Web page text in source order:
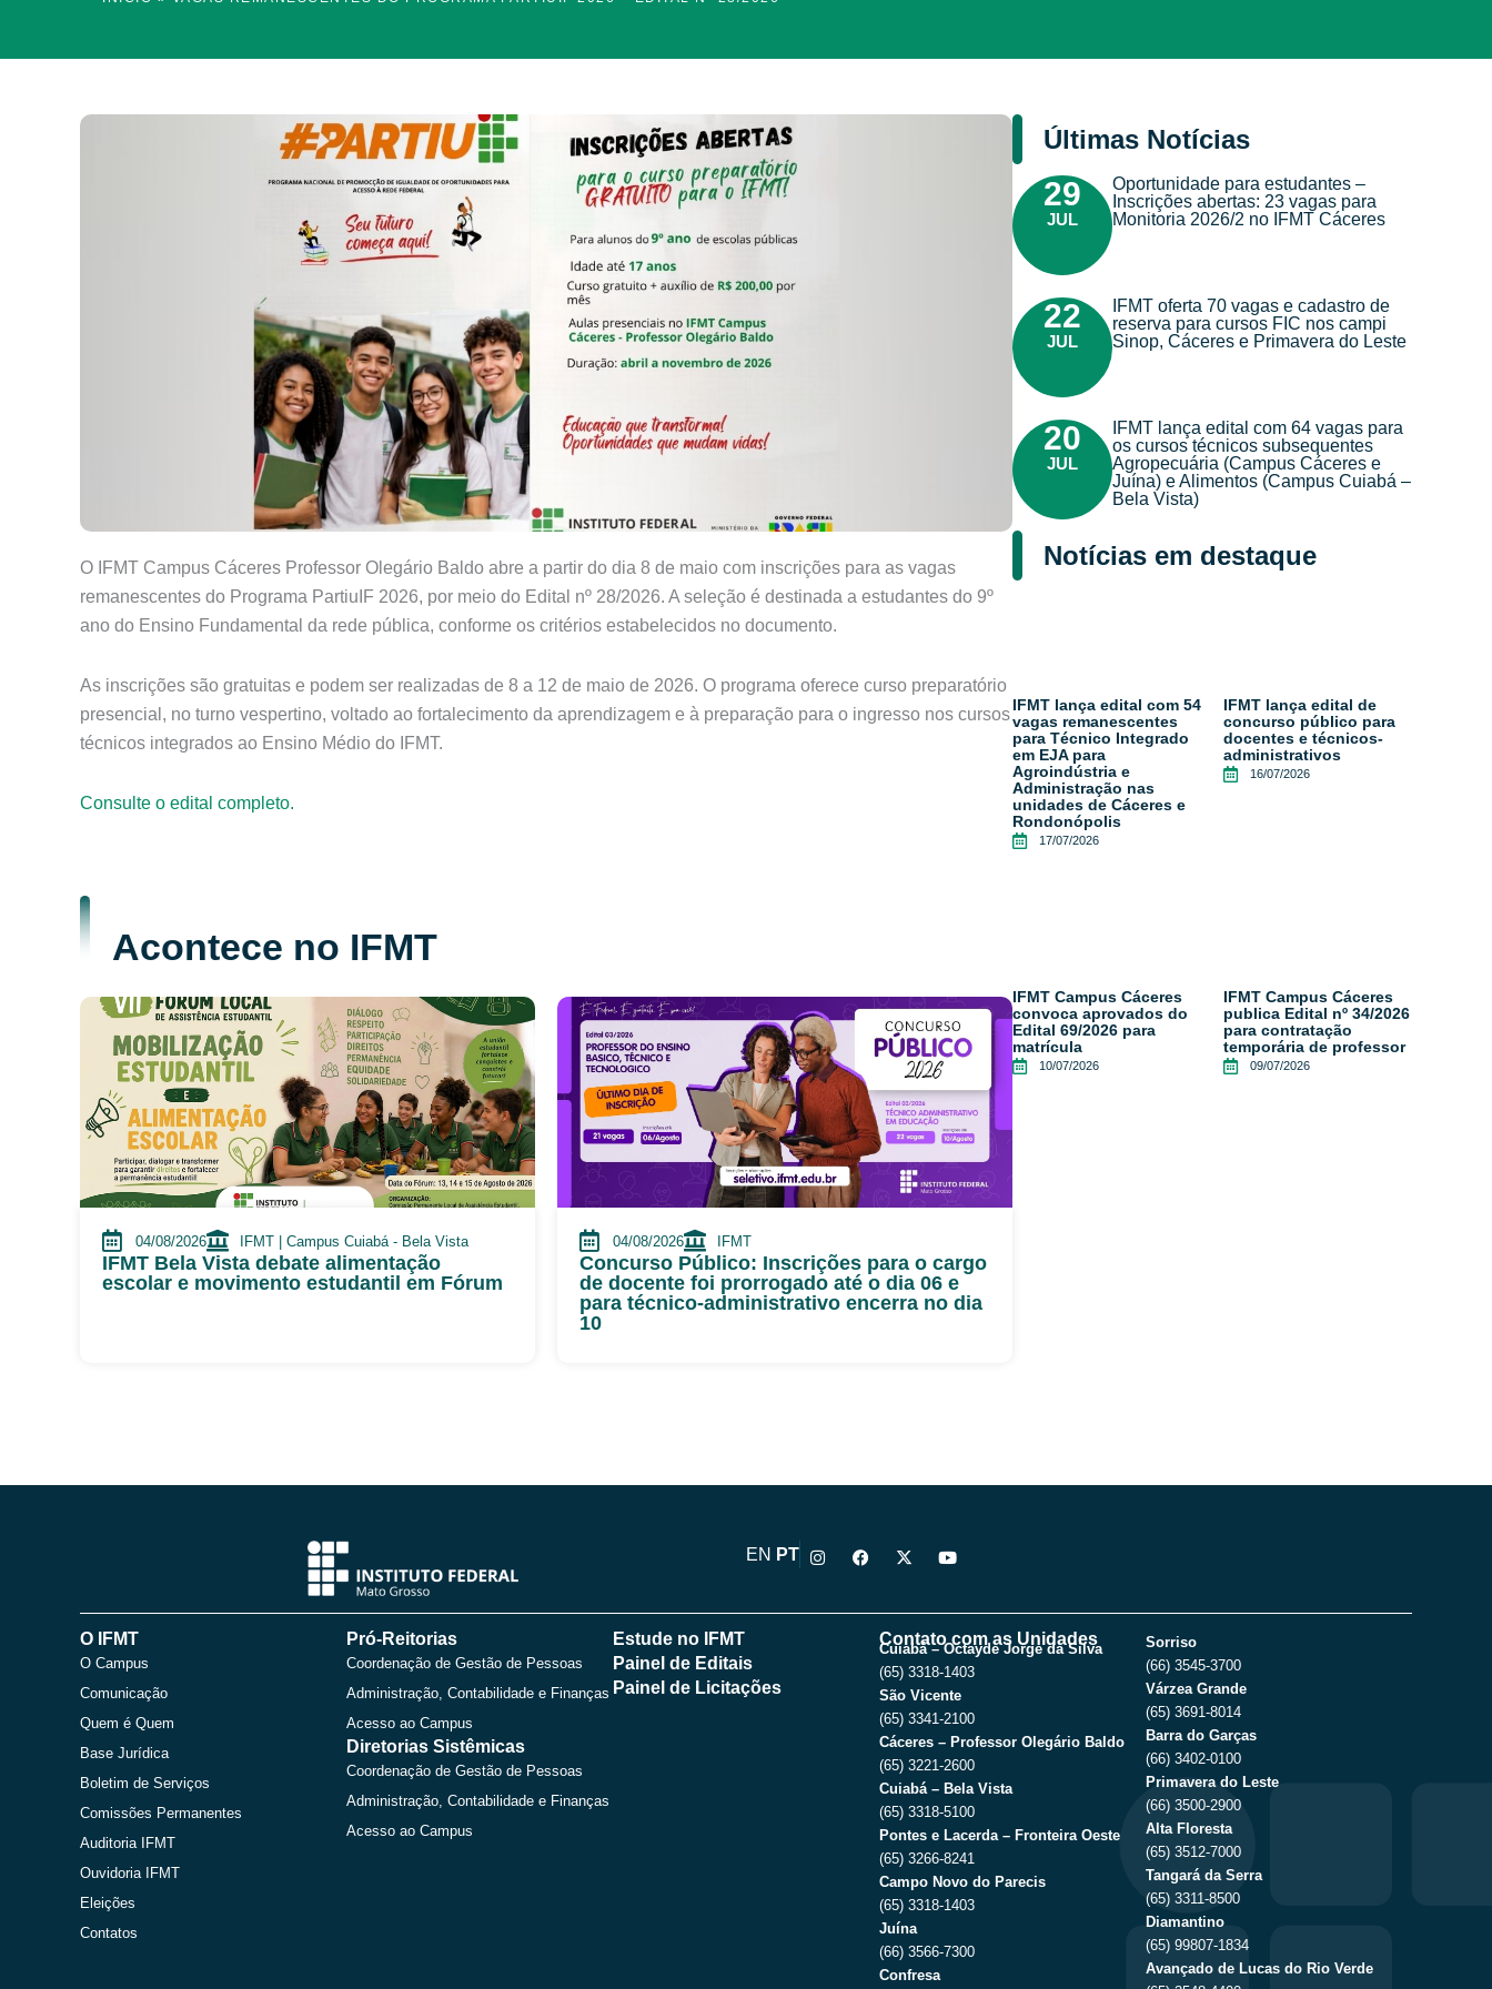
O IFMT Campus Cáceres Professor Olegário Baldo abre a partir do dia 8 de maio com inscrições para as vagas
remanescentes do Programa PartiuIF 2026, por meio do Edital nº 28/2026. A seleção é destinada a estudantes do 9º
ano do Ensino Fundamental da rede pública, conforme os critérios estabelecidos no documento.
As inscrições são gratuitas e podem ser realizadas de 8 a 12 de maio de 2026. O programa oferece curso preparatório
presencial, no turno vespertino, voltado ao fortalecimento da aprendizagem e à preparação para o ingresso nos cursos
técnicos integrados ao Ensino Médio do IFMT.
Consulte o edital completo.
Acontece no IFMT
04/08/2026 IFMT | Campus Cuiabá - Bela Vista
IFMT Bela Vista debate alimentação
escolar e movimento estudantil em Fórum
04/08/2026 IFMT
Concurso Público: Inscrições para o cargo
de docente foi prorrogado até o dia 06 e
para técnico-administrativo encerra no dia
10
Últimas Notícias
29
JUL
Oportunidade para estudantes –
Inscrições abertas: 23 vagas para
Monitoria 2026/2 no IFMT Cáceres
22
JUL
IFMT oferta 70 vagas e cadastro de
reserva para cursos FIC nos campi
Sinop, Cáceres e Primavera do Leste
20
JUL
IFMT lança edital com 64 vagas para
os cursos técnicos subsequentes
Agropecuária (Campus Cáceres e
Juína) e Alimentos (Campus Cuiabá –
Bela Vista)
Notícias em destaque
IFMT lança edital com 54
vagas remanescentes
para Técnico Integrado
em EJA para
Agroindústria e
Administração nas
unidades de Cáceres e
Rondonópolis
17/07/2026
IFMT lança edital de
concurso público para
docentes e técnicos-
administrativos
16/07/2026
IFMT Campus Cáceres
convoca aprovados do
Edital 69/2026 para
matrícula
10/07/2026
IFMT Campus Cáceres
publica Edital nº 34/2026
para contratação
temporária de professor
09/07/2026
EN PT
I
n
a
F
a
b
X
-
i
t
t
e
r
Y
o
u
b
e
O IFMT
O Campus
Comunicação
Quem é Quem
Base Jurídica
Boletim de Serviços
Comissões Permanentes
Auditoria IFMT
Ouvidoria IFMT
Eleições
Contatos
Pró-Reitorias
Coordenação de Gestão de Pessoas
Administração, Contabilidade e Finanças
Acesso ao Campus
Diretorias Sistêmicas
Coordenação de Gestão de Pessoas
Administração, Contabilidade e Finanças
Acesso ao Campus
Estude no IFMT
Painel de Editais
Painel de Licitações
Contato com as Unidades
Cuiabá – Octayde Jorge da Silva
(65) 3318-1403
São Vicente
(65) 3341-2100
Cáceres – Professor Olegário Baldo
(65) 3221-2600
Cuiabá – Bela Vista
(65) 3318-5100
Pontes e Lacerda – Fronteira Oeste
(65) 3266-8241
Campo Novo do Parecis
(65) 3318-1403
Juína
(66) 3566-7300
Confresa
Sorriso
(66) 3545-3700
Várzea Grande
(65) 3691-8014
Barra do Garças
(66) 3402-0100
Primavera do Leste
(66) 3500-2900
Alta Floresta
(65) 3512-7000
Tangará da Serra
(65) 3311-8500
Diamantino
(65) 99807-1834
Avançado de Lucas do Rio Verde